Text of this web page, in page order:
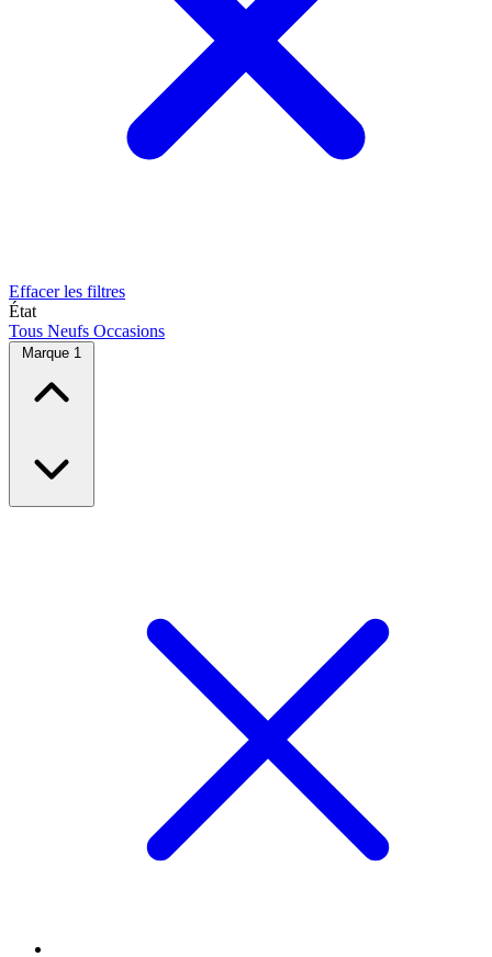
Effacer les filtres
État
Tous Neufs Occasions
Marque 1